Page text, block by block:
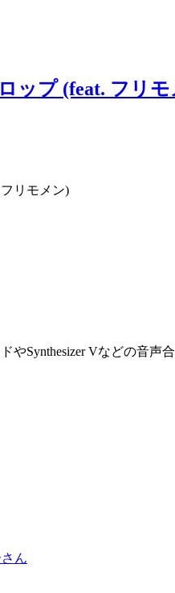
ップ (feat. フリモ
リモメン)
やSynthesizer Vなどの音
ん